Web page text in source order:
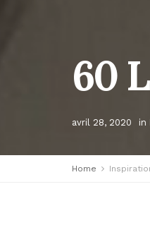
60
avril 28, 2020 in
Home